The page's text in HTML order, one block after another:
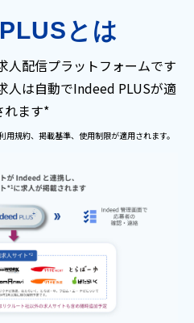
とは
人配信プラットフォームです
人は自動でIndeed PLUSが適
れます*
規約、掲載基準、使用制限が適用されます。